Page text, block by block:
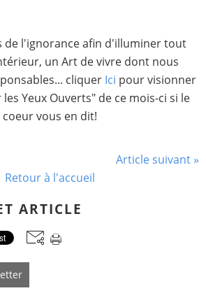
de l'ignorance afin d'illuminer tout
un Art de vivre dont nous
cliquer Ici pour visionner
Yeux Ouverts" de ce mois-ci si le
coeur vous en dit!
Article suivant »
Retour à l'accueil
ARTICLE